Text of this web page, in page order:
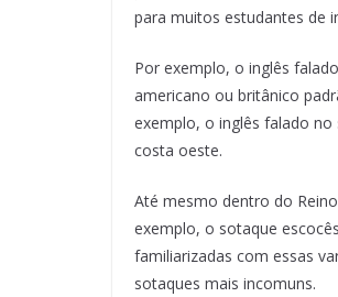
para muitos estudantes de
Por exemplo, o inglês
americano ou britânico
exemplo, o inglês falado
costa oeste.
Até mesmo dentro do
exemplo, o sotaque
familiarizadas com essas
sotaques mais incomuns.